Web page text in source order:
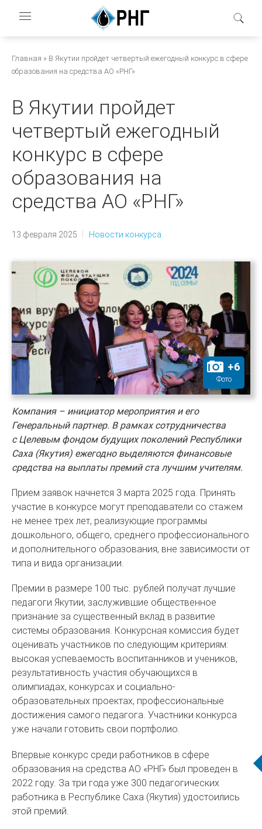
основному
Строка
Главная
В Якутии пройдет четвертый ежегодный конкурс в сфере
образования на средства АО «РНГ»
В Якутии пройдет
четвертый ежегодный
конкурс в сфере
образования на
средства АО «РНГ»
13 февраля 2025 Новости конкурса
+6
Фото
Компания – инициатор мероприятия и его
Генеральный партнер. В рамках сотрудничества
с Целевым фондом будущих поколений Республики
Саха (Якутия) ежегодно выделяются финансовые
средства на выплаты премий ста лучшим учителям.
Прием заявок начнется 3 марта 2025 года. Принять
участие в конкурсе могут преподаватели со стажем
не менее трех лет, реализующие программы
дошкольного, общего, среднего профессионального
и дополнительного образования, вне зависимости от
типа и вида организации.
Премии в размере 100 тыс. рублей получат лучшие
педагоги Якутии, заслужившие общественное
признание за существенный вклад в развитие
системы образования. Конкурсная комиссия будет
оценивать участников по следующим критериям:
высокая успеваемость воспитанников и учеников,
результативность участия обучающихся в
олимпиадах, конкурсах и социально-
образовательных проектах, профессиональные
достижения самого педагога. Участники конкурса
уже начали готовить свои портфолио.
Впервые конкурс среди работников в сфере
образования на средства АО «РНГ» был проведен в
2022 году. За три года уже 300 педагогических
работника в Республике Саха (Якутия) удостоились
этой премий.